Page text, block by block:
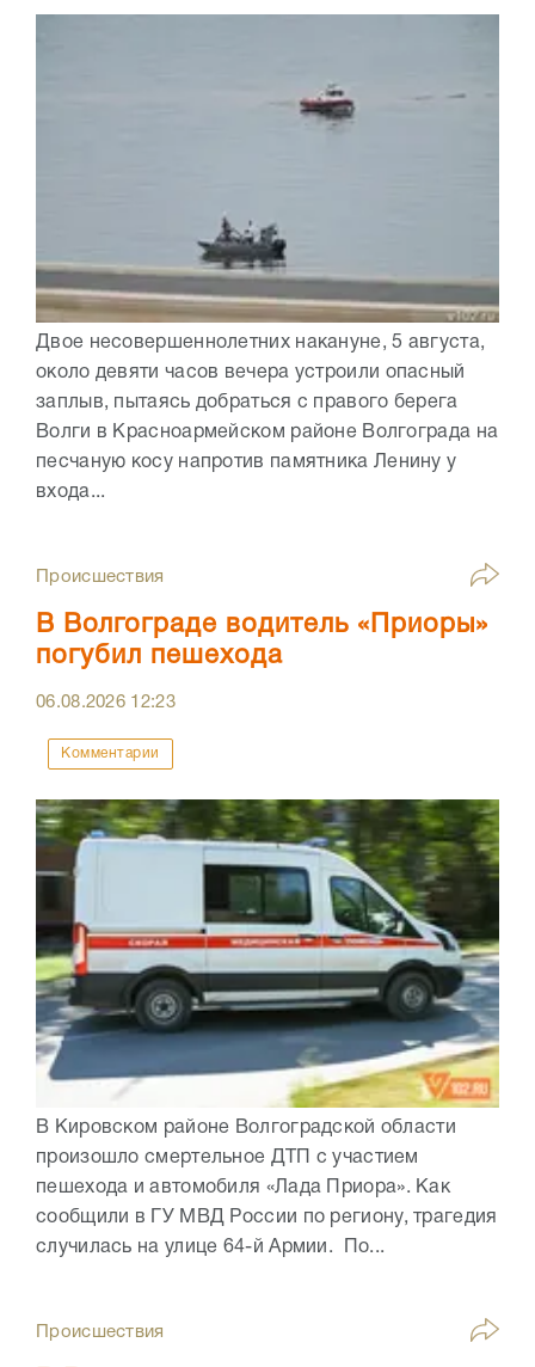
Двое несовершеннолетних накануне, 5 августа,
около девяти часов вечера устроили опасный
заплыв, пытаясь добраться с правого берега
Волги в Красноармейском районе Волгограда на
песчаную косу напротив памятника Ленину у
входа...
Происшествия
В Волгограде водитель «Приоры»
погубил пешехода
06.08.2026 12:23
Комментарии
В Кировском районе Волгоградской области
произошло смертельное ДТП с участием
пешехода и автомобиля «Лада Приора». Как
сообщили в ГУ МВД России по региону, трагедия
случилась на улице 64-й Армии. По...
Происшествия